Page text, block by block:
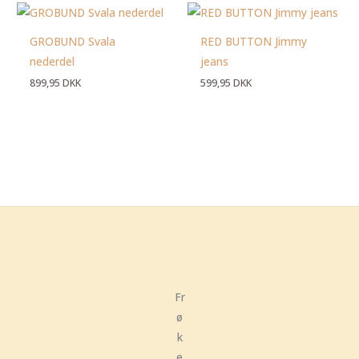
GROBUND Svala
nederdel
899,95DKK
RED BUTTON Jimmy
jeans
599,95DKK
Fr
ø
k